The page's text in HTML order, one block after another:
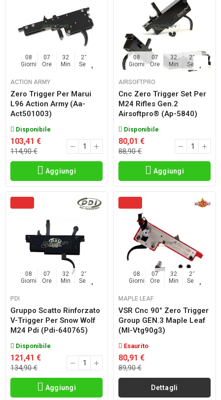
08
Giorni
07
Ore
32
Min
20
Sec
ACTION ARMY
Zero Trigger Per Marui
L96 Action Army (aa-
Act501003)
Disponibile
103,41 €
114,90 €
Aggiungi
08
Giorni
07
Ore
32
Min
20
Sec
AIRSOFTPRO
Cnc Zero Trigger Set Per
M24 Rifles Gen.2
Airsoftpro® (ap-5840)
Disponibile
80,01 €
88,90 €
Aggiungi
08
Giorni
07
Ore
32
Min
20
Sec
PDI
Gruppo Scatto Rinforzato
V-Trigger Per Snow Wolf
M24 Pdi (pdi-640765)
Disponibile
121,41 €
134,90 €
Aggiungi
08
Giorni
07
Ore
32
Min
20
Sec
MAPLE LEAF
VSR Cnc 90° Zero Trigger
Group GEN.3 Maple Leaf
(ml-Vtg90g3)
Esaurito
80,91 €
89,90 €
Dettagli